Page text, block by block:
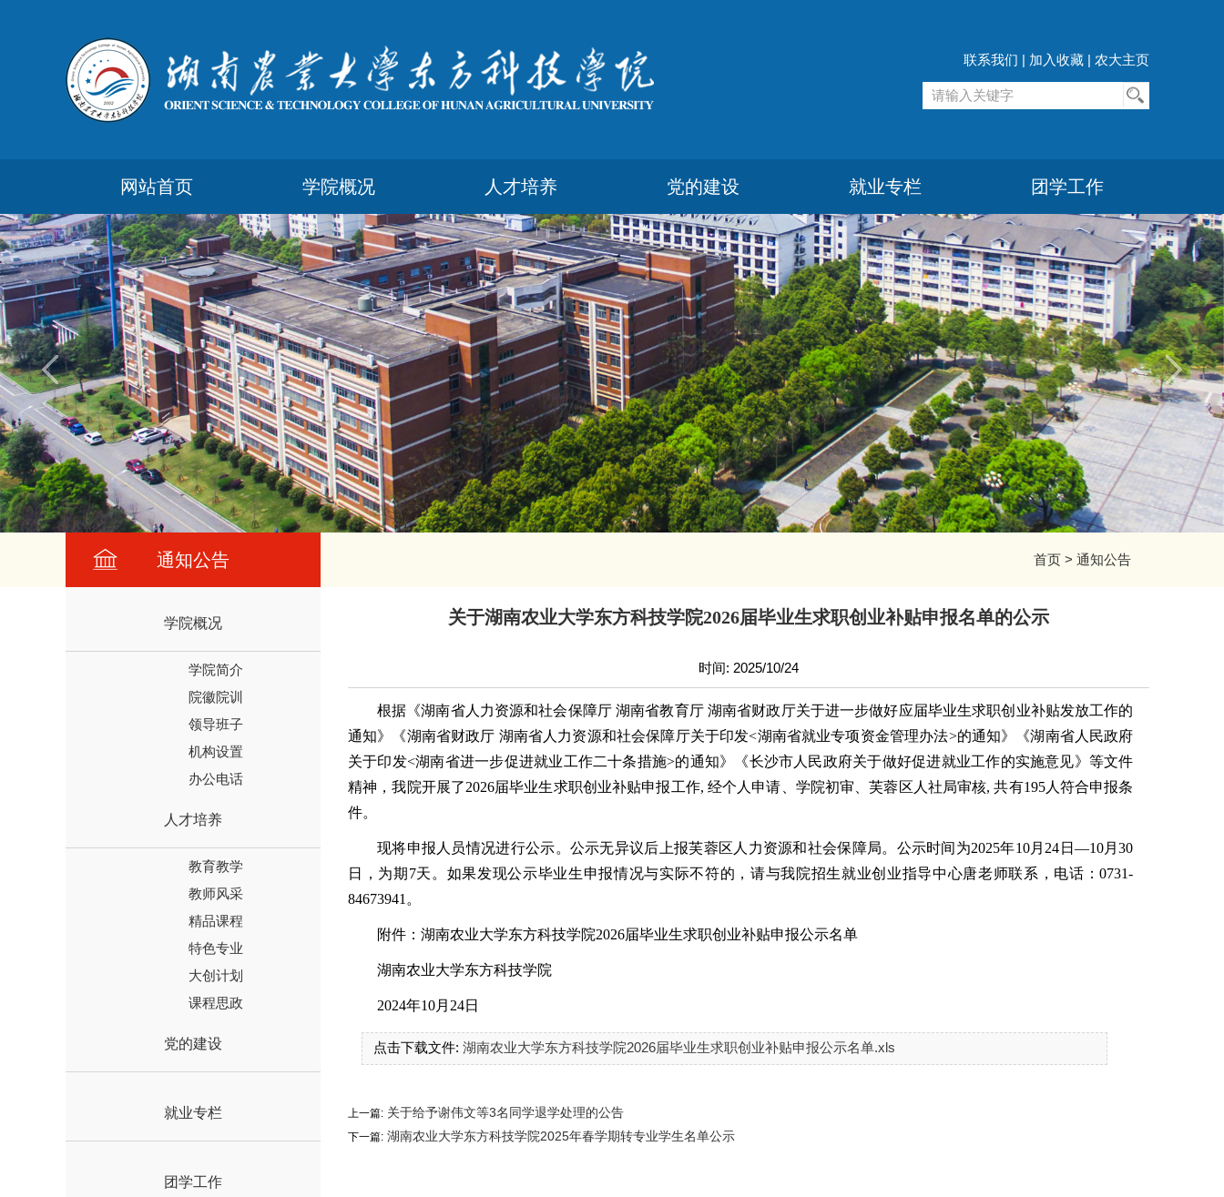
联系我们 | 加入收藏 | 农大主页
网站首页 学院概况 人才培养 党的建设 就业专栏 团学工作
通知公告 首页 > 通知公告
学院概况
学院简介
院徽院训
领导班子
机构设置
办公电话
人才培养
教育教学
教师风采
精品课程
特色专业
大创计划
课程思政
党的建设
就业专栏
团学工作
关于湖南农业大学东方科技学院2026届毕业生求职创业补贴申报名单的公示
时间: 2025/10/24
根据《湖南省人力资源和社会保障厅 湖南省教育厅 湖南省财政厅关于进一步做好应届毕业生求职创业补贴发放工作的
通知》
《湖南省财政厅 湖南省人力资源和社会保障厅关于印发<湖南省就业专项资金管理办法>的通知》《湖南省人民政府
关于印发<湖南省进一步促进就业工作二十条措施>的通知》《长沙市人民政府关于做好促进就业工作的实施意见》等文件
精神 ，我院开展了2026届毕业生求职创业补贴申报工作, 经个人申请 学院初审 、芙蓉区人社局审核, 共有195人符合申报条
件。
现将申报人员情况进行公示。公示无异议后上报芙蓉区 人力资源和社会保障局。公示时间为2025年10月24日—10月30
日，为期7天。如果发现公示毕业生申报情况与实际不符的，请与我院招生就业创业指导中心唐老师联系，电话：0731-
84673941。
附件： 湖南农业大学东方科技学院2026届毕业生求职创业补贴申报公示名单
湖南农业大学东方科技学院
2024年10月24日
点击下载文件: 湖南农业大学东方科技学院2026届毕业生求职创业补贴申报公示名单.xls
上一篇: 关于给予谢伟文等3名同学退学处理的公告
下一篇: 湖南农业大学东方科技学院2025年春学期转专业学生名单公示